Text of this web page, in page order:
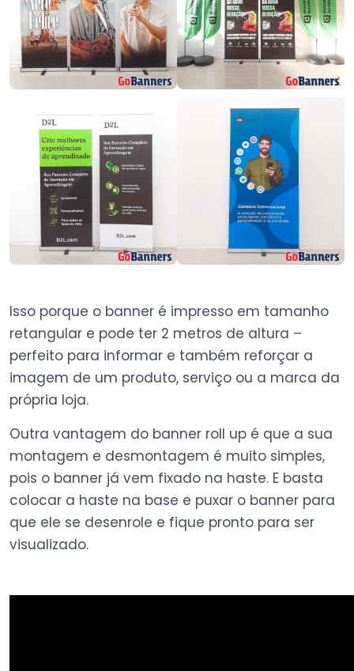
Isso porque o banner é impresso em tamanho
retangular e pode ter 2 metros de altura –
perfeito para informar e também reforçar a
imagem de um produto, serviço ou a marca da
própria loja.
Outra vantagem do banner roll up é que a sua
montagem e desmontagem é muito simples,
pois o banner já vem fixado na haste. E basta
colocar a haste na base e puxar o banner para
que ele se desenrole e fique pronto para ser
visualizado.